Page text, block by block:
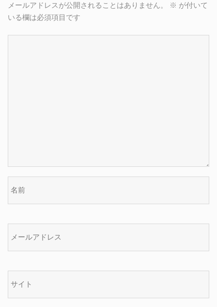
メールアドレスが公開されることはありません。 ※ が付いて
いる欄は必須項目です